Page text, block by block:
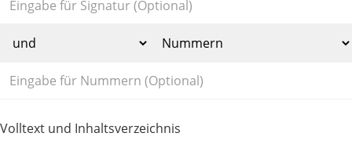
Volltext und Inhaltsverzeichnis